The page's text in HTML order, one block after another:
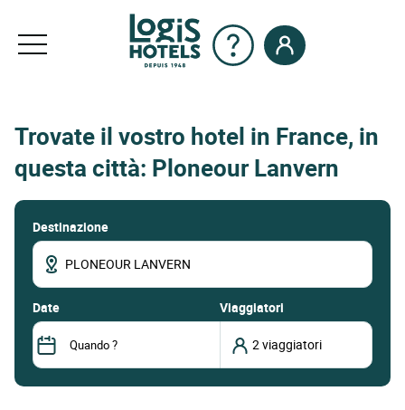
Trovate il vostro hotel in France, in
questa città: Ploneour Lanvern
Destinazione
date Viaggiatori